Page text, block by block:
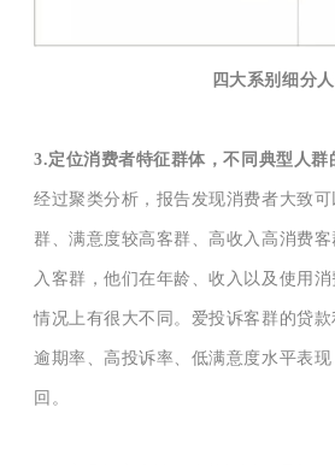
四大系别细分
3.定位消费者特征群体，不同典型人群
经过聚类分析，报告发现消费者大致
群、满意度较高客群、高收入高消费
入客群，他们在年龄、收入以及使用
情况上有很大不同。爱投诉客群的贷
逾期率、高投诉率、低满意度水平表
回。